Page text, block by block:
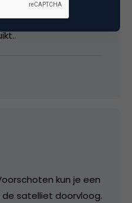
detail te zien zijn! Bij
te zien een anti-
kun je een
satelliet doorvloog.